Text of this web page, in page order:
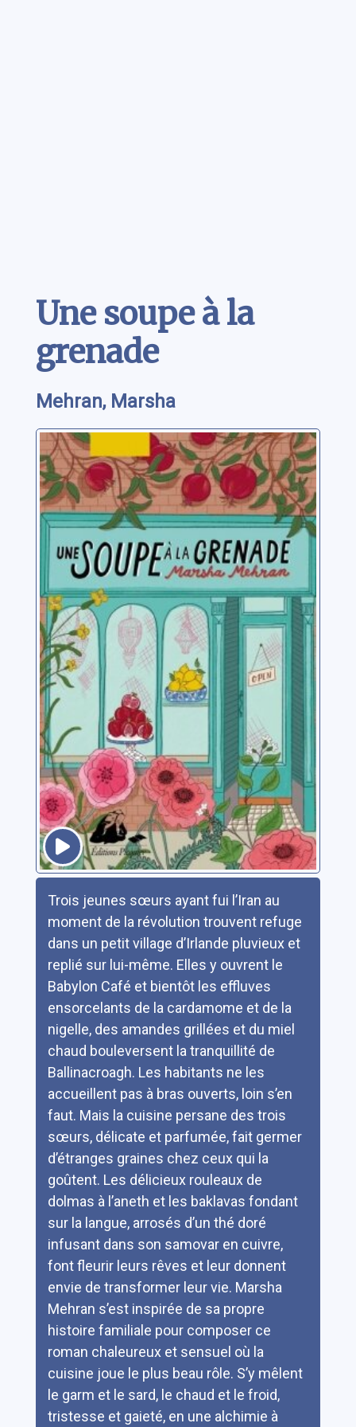
Une soupe à la
grenade
Mehran, Marsha
Trois jeunes sœurs ayant fui l’Iran au
moment de la révolution trouvent refuge
dans un petit village d’Irlande pluvieux et
replié sur lui-même. Elles y ouvrent le
Babylon Café et bientôt les effluves
ensorcelants de la cardamome et de la
nigelle, des amandes grillées et du miel
chaud bouleversent la tranquillité de
Ballinacroagh. Les habitants ne les
accueillent pas à bras ouverts, loin s’en
faut. Mais la cuisine persane des trois
sœurs, délicate et parfumée, fait germer
d’étranges graines chez ceux qui la
goûtent. Les délicieux rouleaux de
dolmas à l’aneth et les baklavas fondant
sur la langue, arrosés d’un thé doré
infusant dans son samovar en cuivre,
font fleurir leurs rêves et leur donnent
envie de transformer leur vie. Marsha
Mehran s’est inspirée de sa propre
histoire familiale pour composer ce
roman chaleureux et sensuel où la
cuisine joue le plus beau rôle. S’y mêlent
le garm et le sard, le chaud et le froid,
tristesse et gaieté, en une alchimie à